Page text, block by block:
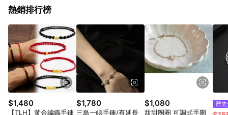
熱銷排行榜
$1,480
【TLH】黃金編織手鍊
$1,780
三島一嶼手鍊/有延長
$1,080
甜甜圈圈 可調式手圍
歷